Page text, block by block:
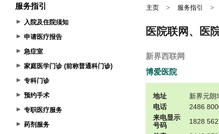
服务指引
入院及住院须知
申请医疗报告
急症室
家庭医学门诊 (前称普通科门诊)
专科门诊
预约手术
专职医疗服务
药剂服务
主页 > 服务指引 >